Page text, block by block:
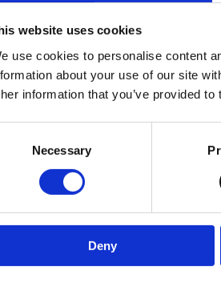
website uses cookies
use cookies to personalise content
about your use of our site
information that you’ve provided
Necessary
Deny
för konferens, kickoff eller
Sparrebäcks Buss
i hela Västsverige.
till större
en dedikerad kontaktperson
samtal till sista hållplats.
och våra chaufförer
offert så tar vi fram ett förslag